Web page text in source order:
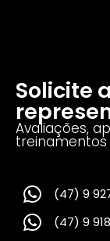
Solicite
Avaliações,
treinamentos
(47) 9
(47) 9